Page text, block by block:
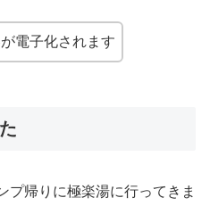
電子化されます
プ帰りに極楽湯に行ってきま